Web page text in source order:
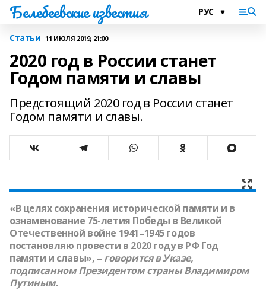
Белебеевские известия
Статьи 11 ИЮЛЯ 2019, 21:00
2020 год в России станет
Годом памяти и славы
Предстоящий 2020 год в России станет
Годом памяти и славы.
«В целях сохранения исторической памяти и в
ознаменование 75-летия Победы в Великой
Отечественной войне 1941–1945 годов
постановляю провести в 2020 году в РФ Год
памяти и славы», – говорится в Указе,
подписанном Президентом страны Владимиром
Путиным.